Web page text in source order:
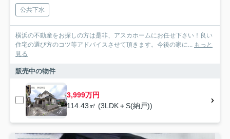
公共下水
横浜の不動産をお探しの方は是非、アスカホームにお任せ下さい！良い
住宅の選び方のコツ等アドバイスさせて頂きます。今後の家に...
もっと
見る
販売中の物件
3,999万円
114.43㎡ (3LDK＋S(納戸))